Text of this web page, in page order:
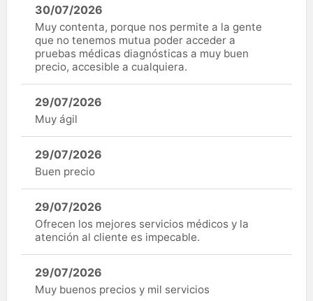
30/07/2026
Muy contenta, porque nos permite a la gente
que no tenemos mutua poder acceder a
pruebas médicas diagnósticas a muy buen
precio, accesible a cualquiera.
29/07/2026
Muy ágil
29/07/2026
Buen precio
29/07/2026
Ofrecen los mejores servicios médicos y la
atención al cliente es impecable.
29/07/2026
Muy buenos precios y mil servicios